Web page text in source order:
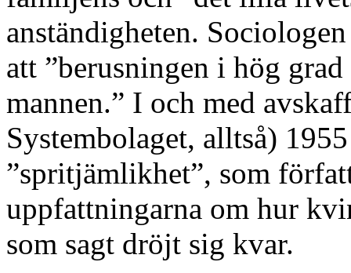
anständigheten.
att ”berusningen i hög
mannen.” I och med
Systembolaget, alltså)
”spritjämlikhet”, som
uppfattningarna om hur
som sagt dröjt sig kvar.